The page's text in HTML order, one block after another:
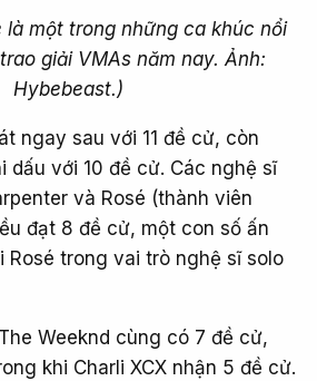
là một trong những ca khúc nổi
giải VMAs năm nay. Ảnh:
Hybebeast.)
ngay sau với 11 đề cử, còn
dấu với 10 đề cử. Các nghệ sĩ
và Rosé (thành viên
đạt 8 đề cử, một con số ấn
trong vai trò nghệ sĩ solo
Weeknd cùng có 7 đề cử,
khi Charli XCX nhận 5 đề cử.